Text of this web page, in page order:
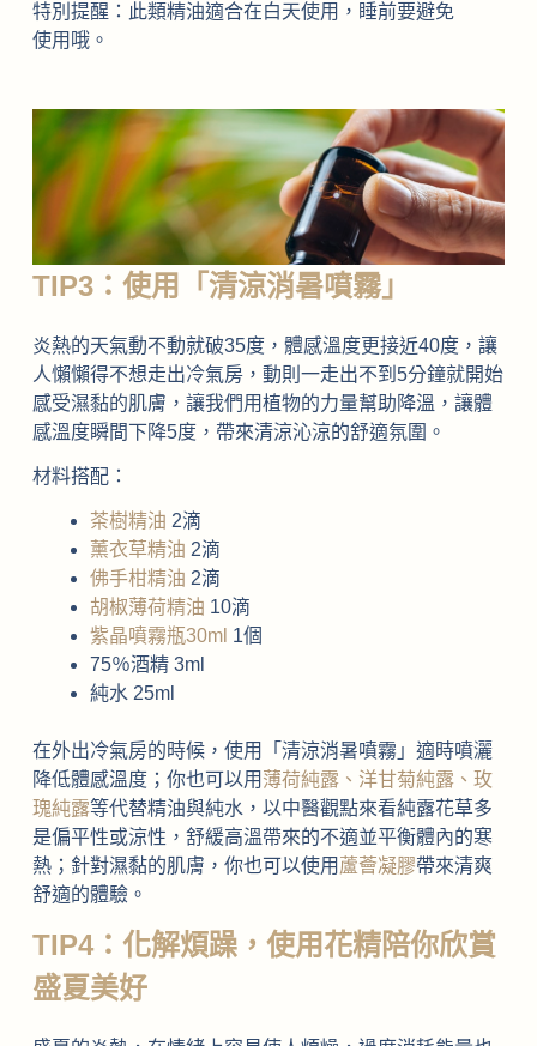
特別提醒：此類精油適合在白天使用，睡前要避免
使用哦。
TIP3：使用「清涼消暑噴霧」
炎熱的天氣動不動就破35度，體感溫度更接近40度，讓
人懶懶得不想走出冷氣房，動則一走出不到5分鐘就開始
感受濕黏的肌膚，讓我們用植物的力量幫助降溫，讓體
感溫度瞬間下降5度，帶來清涼沁涼的舒適氛圍。
材料搭配：
茶樹精油 2滴
薰衣草精油 2滴
佛手柑精油 2滴
胡椒薄荷精油 10滴
紫晶噴霧瓶30ml 1個
75％酒精 3ml
純水 25ml
在外出冷氣房的時候，使用「清涼消暑噴霧」適時噴灑
降低體感溫度；你也可以用 薄荷純露、洋甘菊純露、玫
瑰純露等代替精油與純水，以中醫觀點來看純露花草多
是偏平性或涼性，舒緩高溫帶來的不適並平衡體內的寒
熱；針對濕黏的肌膚，你也可以使用 蘆薈凝膠帶來清爽
舒適的體驗。
TIP4：化解煩躁，使用花精陪你欣賞
盛夏美好